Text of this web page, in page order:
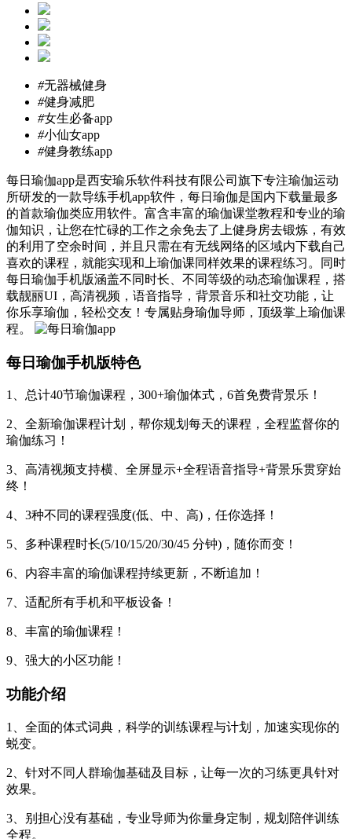
#无器械健身
#健身减肥
#女生必备app
#小仙女app
#健身教练app
每日瑜伽app是西安瑜乐软件科技有限公司旗下专注瑜伽运动
所研发的一款导练手机app软件，每日瑜伽是国内下载量最多
的首款瑜伽类应用软件。富含丰富的瑜伽课堂教程和专业的瑜
伽知识，让您在忙碌的工作之余免去了上健身房去锻炼，有效
的利用了空余时间，并且只需在有无线网络的区域内下载自己
喜欢的课程，就能实现和上瑜伽课同样效果的课程练习。同时
每日瑜伽手机版涵盖不同时长、不同等级的动态瑜伽课程，搭
载靓丽UI，高清视频，语音指导，背景音乐和社交功能，让
你乐享瑜伽，轻松交友！专属贴身瑜伽导师，顶级掌上瑜伽课
程。
每日瑜伽手机版特色
1、总计40节瑜伽课程，300+瑜伽体式，6首免费背景乐！
2、全新瑜伽课程计划，帮你规划每天的课程，全程监督你的
瑜伽练习！
3、高清视频支持横、全屏显示+全程语音指导+背景乐贯穿始
终！
4、3种不同的课程强度(低、中、高)，任你选择！
5、多种课程时长(5/10/15/20/30/45 分钟)，随你而变！
6、内容丰富的瑜伽课程持续更新，不断追加！
7、适配所有手机和平板设备！
8、丰富的瑜伽课程！
9、强大的小区功能！
功能介绍
1、全面的体式词典，科学的训练课程与计划，加速实现你的
蜕变。
2、针对不同人群瑜伽基础及目标，让每一次的习练更具针对
效果。
3、别担心没有基础，专业导师为你量身定制，规划陪伴训练
全程。